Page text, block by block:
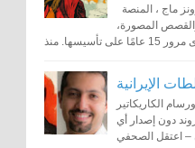
والقصص المصورة،
الإيرانية
الكاريكاتير
دون إصدار أي